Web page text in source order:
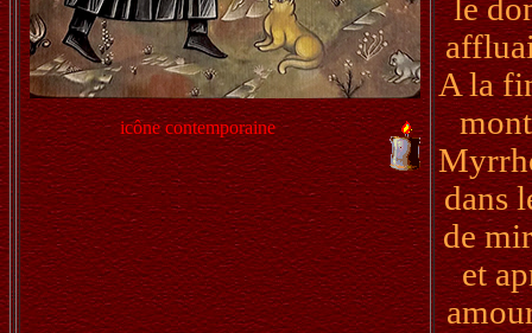
icône contemporaine
le
A la
dans
de
et